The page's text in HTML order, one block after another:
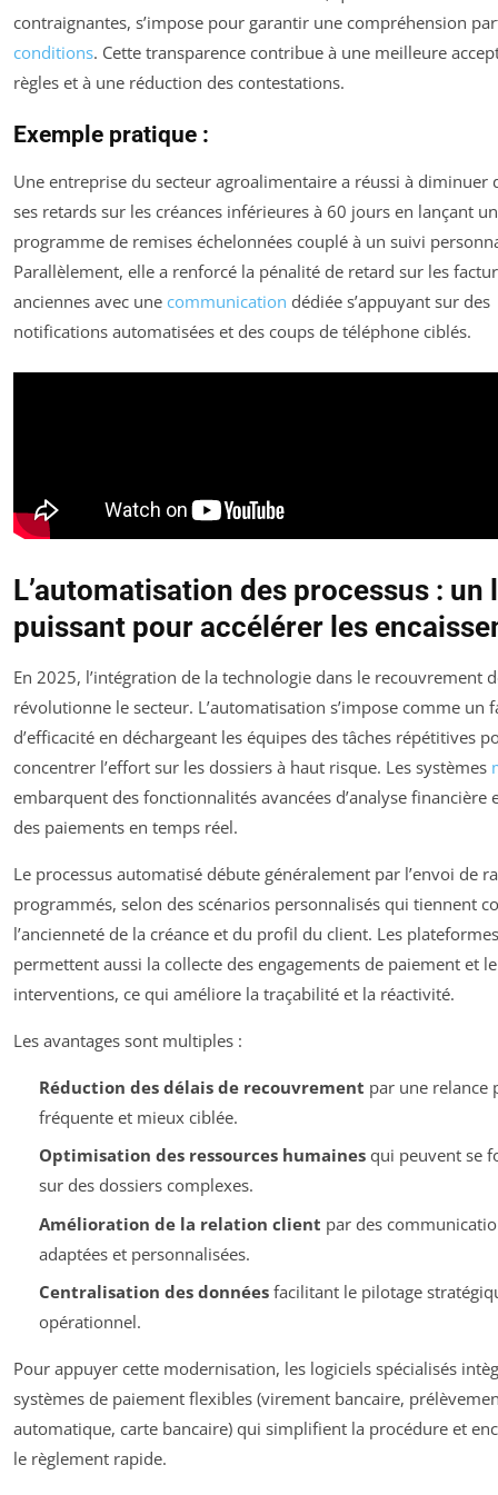
contraignantes, s’impose pour garantir une compréhension
conditions. Cette transparence contribue à une meilleure
règles et à une réduction des contestations.
Exemple pratique :
Une entreprise du secteur agroalimentaire a réussi à diminuer
ses retards sur les créances inférieures à 60 jours en lançant un
programme de remises échelonnées couplé à un suivi
Parallèlement, elle a renforcé la pénalité de retard sur les
anciennes avec une communication dédiée s’appuyant sur des
notifications automatisées et des coups de téléphone ciblés.
L’automatisation des processus : un
puissant pour accélérer les
En 2025, l’intégration de la technologie dans le recouvrement
révolutionne le secteur. L’automatisation s’impose comme un
d’efficacité en déchargeant les équipes des tâches répétitives
concentrer l’effort sur les dossiers à haut risque. Les systèmes
embarquent des fonctionnalités avancées d’analyse financière
des paiements en temps réel.
Le processus automatisé débute généralement par l’envoi de
programmés, selon des scénarios personnalisés qui tiennent
l’ancienneté de la créance et du profil du client. Les plateformes
permettent aussi la collecte des engagements de paiement et
interventions, ce qui améliore la traçabilité et la réactivité.
Les avantages sont multiples :
Réduction des délais de recouvrement par une relance
fréquente et mieux ciblée.
Optimisation des ressources humainesqui peuvent se
sur des dossiers complexes.
Amélioration de la relation client par des
adaptées et personnalisées.
Centralisation des donnéesfacilitant le pilotage
opérationnel.
Pour appuyer cette modernisation, les logiciels spécialisés
systèmes de paiement flexibles (virement bancaire,
automatique, carte bancaire) qui simplifient la procédure et
le règlement rapide.